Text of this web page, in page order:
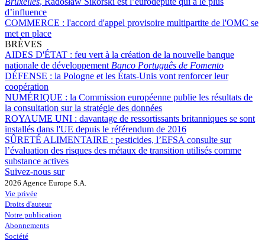
d’influence
COMMERCE : l'accord d'appel provisoire multipartite de l'OMC se
met en place
BRÈVES
AIDES D'ÉTAT : feu vert à la création de la nouvelle banque
nationale de développement Banco Português de Fomento
DÉFENSE : la Pologne et les États-Unis vont renforcer leur
coopération
NUMÉRIQUE : la Commission européenne publie les résultats de
la consultation sur la stratégie des données
ROYAUME UNI : davantage de ressortissants britanniques se sont
installés dans l'UE depuis le référendum de 2016
SÛRETÉ ALIMENTAIRE : pesticides, l’EFSA consulte sur
l’évaluation des risques des métaux de transition utilisés comme
substance actives
Suivez-nous sur
2026 Agence Europe S.A.
Vie privée
Droits d'auteur
Notre publication
Abonnements
Société